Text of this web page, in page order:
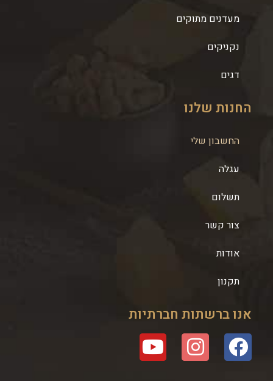
מעדנים מתוקים
נקניקים
דגים
החנות שלנו
החשבון שלי
עגלה
תשלום
צור קשר
אודות
תקנון
אנו ברשתות חברתיות